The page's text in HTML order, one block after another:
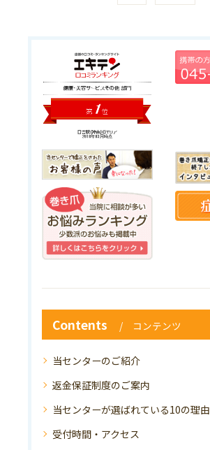
Contents コンテンツ
当センターのご紹介
返金保証制度のご案内
当センターが選ばれている10の理由
受付時間・アクセス